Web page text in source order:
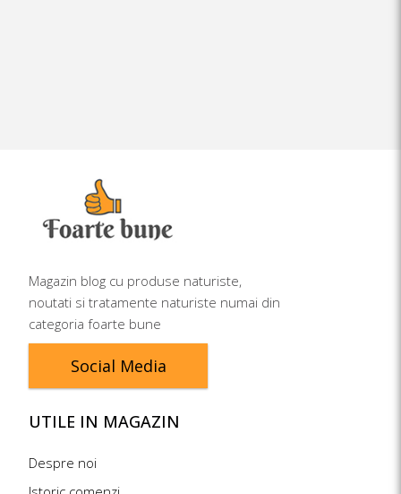
Magazin blog cu produse naturiste,
noutati si tratamente naturiste numai din
categoria foarte bune
Social Media
UTILE IN MAGAZIN
Despre noi